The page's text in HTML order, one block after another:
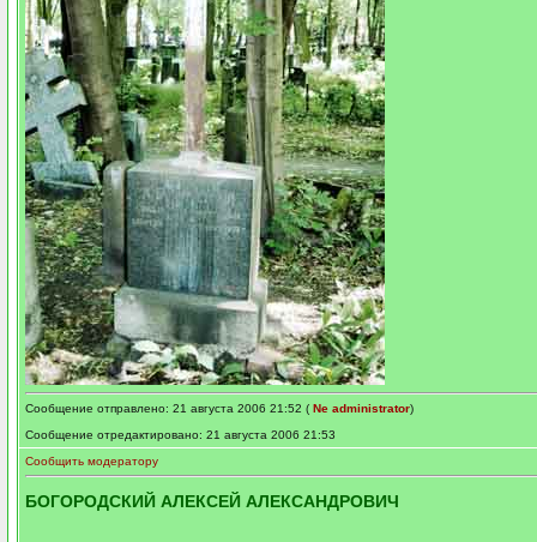
Сообщение отправлено: 21 августа 2006 21:52 ( Ne administrator)
Сообщение отредактировано: 21 августа 2006 21:53
Сообщить модератору
БОГОРОДСКИЙ АЛЕКСЕЙ АЛЕКСАНДРОВИЧ